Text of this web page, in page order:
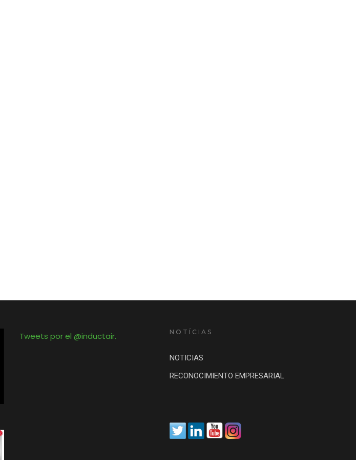
Tweets por el @inductair. NOTÍCIAS
NOTICIAS
RECONOCIMIENTO EMPRESARIAL